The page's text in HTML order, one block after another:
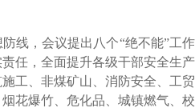
，会议提出八个“绝不能”工作
任，全面提升各级干部安全生产
工、非煤矿山、消防安全、工贸
花爆竹、危化品、城镇燃气、校